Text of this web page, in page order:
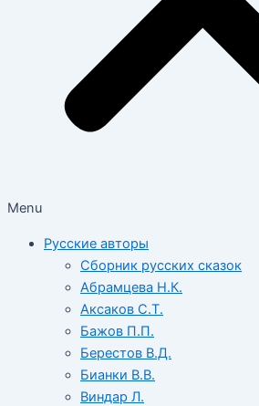
Menu
Русские авторы
Сборник русских сказок
Абрамцева Н.К.
Аксаков С.Т.
Бажов П.П.
Берестов В.Д.
Бианки В.В.
Виндар Л.